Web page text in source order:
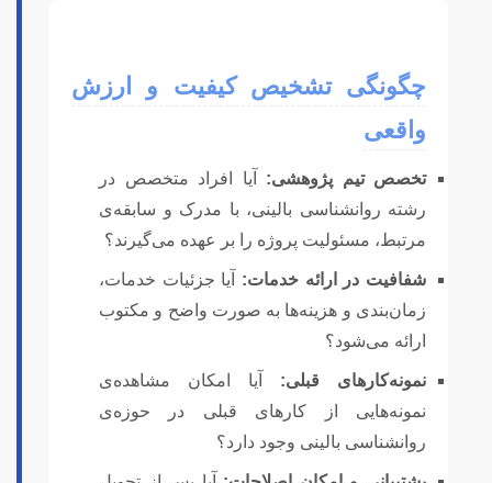
چگونگی تشخیص کیفیت و ارزش
واقعی
تخصص تیم پژوهشی: آیا افراد متخصص در
رشته روانشناسی بالینی، با مدرک و سابقه‌ی
مرتبط، مسئولیت پروژه را بر عهده می‌گیرند؟
شفافیت در ارائه خدمات: آیا جزئیات خدمات،
زمان‌بندی و هزینه‌ها به صورت واضح و مکتوب
ارائه می‌شود؟
نمونه‌کارهای قبلی: آیا امکان مشاهده‌ی
نمونه‌هایی از کارهای قبلی در حوزه‌ی
روانشناسی بالینی وجود دارد؟